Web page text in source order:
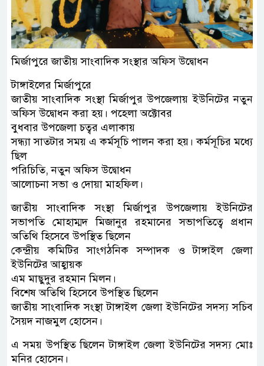
মির্জাপুরে জাতীয় সাংবাদিক সংস্থার অফিস উদ্বোধন
টাঙ্গাইলের মির্জাপুরে
জাতীয় সাংবাদিক সংস্থা মির্জাপুর উপজেলায় ইউনিটের নতুন
অফিস উদ্বোধন করা হয়। পহেলা অক্টোবর
বুধবার উপজেলা চত্বর এলাকায়
সন্ধ্যা সাতটার সময় এ কর্মসূচি পালন করা হয়। কর্মসূচির মধ্যে
ছিল
পরিচিতি, নতুন অফিস উদ্বোধন
আলোচনা সভা ও দোয়া মাহফিল।
জাতীয় সাংবাদিক সংস্থা মির্জাপুর উপজেলায় ইউনিটের
সভাপতি মোহাম্মদ মিজানুর রহমানের সভাপতিত্বে প্রধান
অতিথি হিসেবে উপস্থিত ছিলেন
কেন্দ্রীয় কমিটির সাংগঠনিক সম্পাদক ও টাঙ্গাইল জেলা
ইউনিটের আহ্বায়ক
এম মাছুদুর রহমান মিলন।
বিশেষ অতিথি হিসেবে উপস্থিত ছিলেন
জাতীয় সাংবাদিক সংস্থা টাঙ্গাইল জেলা ইউনিটের সদস্য সচিব
সৈয়দ নাজমুল হোসেন।
এ সময় উপস্থিত ছিলেন টাঙ্গাইল জেলা ইউনিটের সদস্য মোঃ
মনির হোসেন।